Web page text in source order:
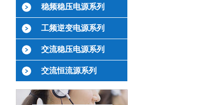
稳频稳压电源系列
工频逆变电源系列
交流稳压电源系列
交流恒流源系列